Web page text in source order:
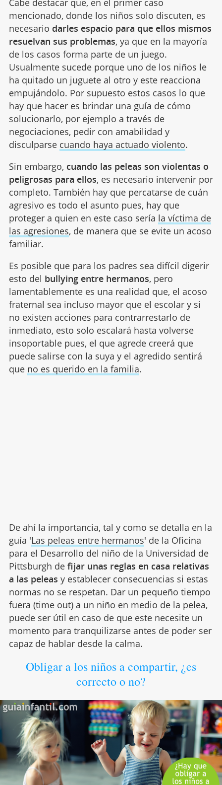
mencionado, donde los niños solo discuten, es
necesario darles espacio para que ellos mismos
resuelvan sus problemas, ya que en la mayoría
de los casos forma parte de un juego.
Usualmente sucede porque uno de los niños le
ha quitado un juguete al otro y este reacciona
empujándolo. Por supuesto estos casos lo que
hay que hacer es brindar una guía de cómo
solucionarlo, por ejemplo a través de
negociaciones, pedir con amabilidad y
disculparse cuando haya actuado violento.
Sin embargo, cuando las peleas son violentas o
peligrosas para ellos, es necesario intervenir por
completo. También hay que percatarse de cuán
agresivo es todo el asunto pues, hay que
proteger a quien en este caso sería la víctima de
las agresiones, de manera que se evite un acoso
familiar.
Es posible que para los padres sea difícil digerir
esto del bullying entre hermanos, pero
lamentablemente es una realidad que, el acoso
fraternal sea incluso mayor que el escolar y si
no existen acciones para contrarrestarlo de
inmediato, esto solo escalará hasta volverse
insoportable pues, el que agrede creerá que
puede salirse con la suya y el agredido sentirá
que no es querido en la familia.
De ahí la importancia, tal y como se detalla en la
guía 'Las peleas entre hermanos' de la Oficina
para el Desarrollo del niño de la Universidad de
Pittsburgh defijar unas reglas en casa relativas
a las peleas y establecer consecuencias si estas
normas no se respetan. Dar un pequeño tiempo
fuera (time out) a un niño en medio de la pelea,
puede ser útil en caso de que este necesite un
momento para tranquilizarse antes de poder ser
capaz de hablar desde la calma.
Obligar a los niños a compartir, ¿es
correcto o no?